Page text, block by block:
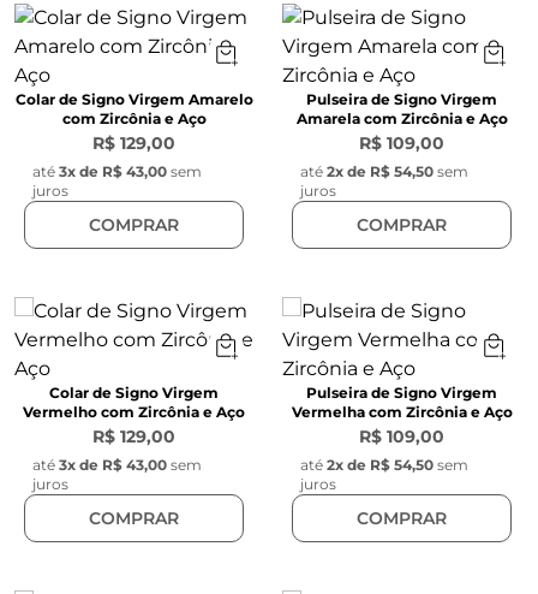
Colar de Signo Virgem Amarelo
com Zircônia e Aço
R$ 129,00
até 3x de R$ 43,00 sem
juros
COMPRAR
Pulseira de Signo Virgem
Amarela com Zircônia e Aço
R$ 109,00
até 2x de R$ 54,50 sem
juros
COMPRAR
Colar de Signo Virgem
Vermelho com Zircônia e Aço
R$ 129,00
até 3x de R$ 43,00 sem
juros
COMPRAR
Pulseira de Signo Virgem
Vermelha com Zircônia e Aço
R$ 109,00
até 2x de R$ 54,50 sem
juros
COMPRAR